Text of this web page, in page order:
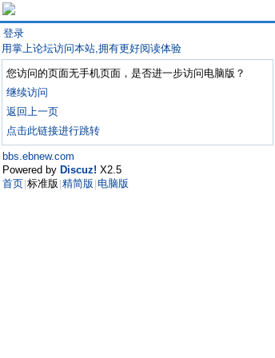
登录
用掌上论坛访问本站,拥有更好阅读体验
您访问的页面无手机页面，是否进一步访问电脑版？
继续访问
返回上一页
点击此链接进行跳转
bbs.ebnew.com
Powered by Discuz! X2.5
首页 标准版 精简版 电脑版